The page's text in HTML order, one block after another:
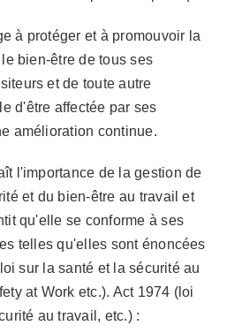
à protéger et à promouvoir la
bien-être de tous ses
et de toute autre
d'être affectée par ses
amélioration continue.
l'importance de la gestion de
et du bien-être au travail et
qu'elle se conforme à ses
telles qu'elles sont énoncées
sur la santé et la sécurité au
at Work etc.). Act 1974 (loi
au travail, etc.) :